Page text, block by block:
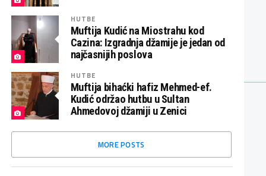
HUTBE
Muftija Kudić na Miostrahu kod
Cazina: Izgradnja džamije je jedan od
najčasnijih poslova
HUTBE
Muftija bihaćki hafiz Mehmed-ef.
Kudić održao hutbu u Sultan
Ahmedovoj džamiji u Zenici
MORE POSTS